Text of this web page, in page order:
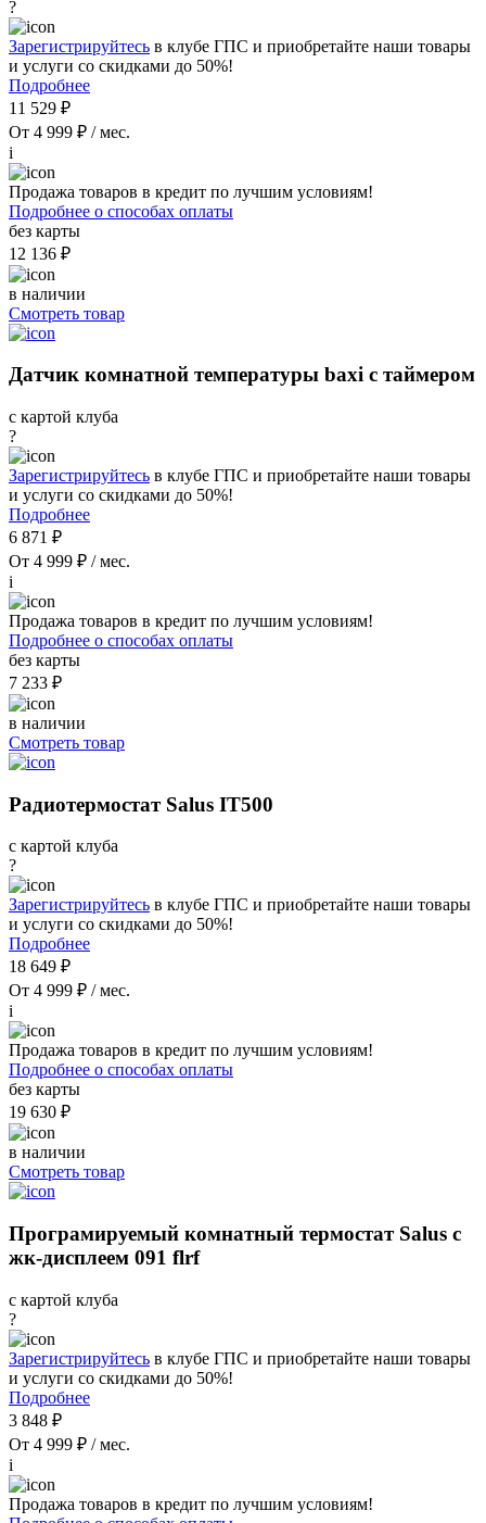
?
Зарегистрируйтесь в клубе ГПС и приобретайте наши товары
и услуги со скидками до 50%!
Подробнее
11 529 ₽
От 4 999 ₽ / мес.
i
Продажа товаров в кредит по лучшим условиям!
Подробнее о способах оплаты
без карты
12 136 ₽
в наличии
Смотреть товар
Датчик комнатной температуры baxi с таймером
с картой клуба
?
Зарегистрируйтесь в клубе ГПС и приобретайте наши товары
и услуги со скидками до 50%!
Подробнее
6 871 ₽
От 4 999 ₽ / мес.
i
Продажа товаров в кредит по лучшим условиям!
Подробнее о способах оплаты
без карты
7 233 ₽
в наличии
Смотреть товар
Радиотермостат Salus IT500
с картой клуба
?
Зарегистрируйтесь в клубе ГПС и приобретайте наши товары
и услуги со скидками до 50%!
Подробнее
18 649 ₽
От 4 999 ₽ / мес.
i
Продажа товаров в кредит по лучшим условиям!
Подробнее о способах оплаты
без карты
19 630 ₽
в наличии
Смотреть товар
Програмируемый комнатный термостат Salus с
жк-дисплеем 091 flrf
с картой клуба
?
Зарегистрируйтесь в клубе ГПС и приобретайте наши товары
и услуги со скидками до 50%!
Подробнее
3 848 ₽
От 4 999 ₽ / мес.
i
Продажа товаров в кредит по лучшим условиям!